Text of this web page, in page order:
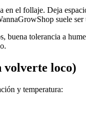
el follaje. Deja
suele
buena tolerancia a
volverte loco)
y temperatura: